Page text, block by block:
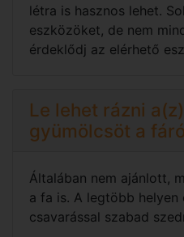
létra is hasznos lehet.
eszközöket, de nem
érdeklődj az elérhető
Le lehet rázni
gyümölcsöt a
Általában nem ajánlott,
a fa is. A legtöbb
csavarással szabad